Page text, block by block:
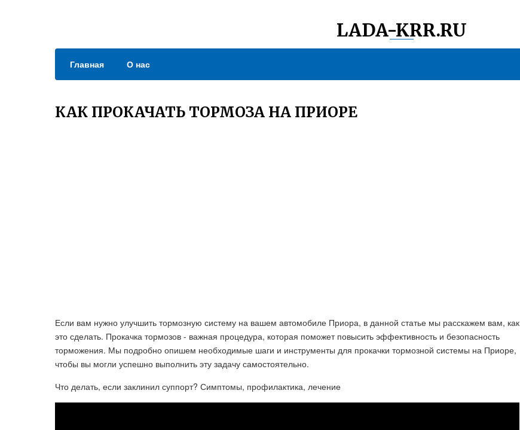
LADA-KRR.RU
Главная О нас
КАК ПРОКАЧАТЬ ТОРМОЗА НА ПРИОРЕ
Если вам нужно улучшить тормозную систему на вашем автомобиле Приора, в данной статье мы расскажем вам, как
это сделать. Прокачка тормозов - важная процедура, которая поможет повысить эффективность и безопасность
торможения. Мы подробно опишем необходимые шаги и инструменты для прокачки тормозной системы на Приоре,
чтобы вы могли успешно выполнить эту задачу самостоятельно.
Что делать, если заклинил суппорт? Симптомы, профилактика, лечение